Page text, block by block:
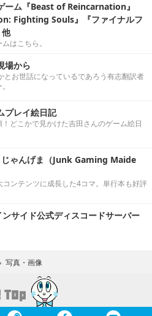
ーム『Beast of Reincarnation』
Fighting Souls』『ファイナルフ
他
はこちら。
場から
とお世話になっているであろう有志翻訳者
プレイ絵日記
どこかで見かけた吉田さんのゲーム絵日
じゃんげま（Junk Gaming Maide
ンテンツに成長した4コマ。単行本も好評
サイド公式ディスコードサーバー
› 写真・画像